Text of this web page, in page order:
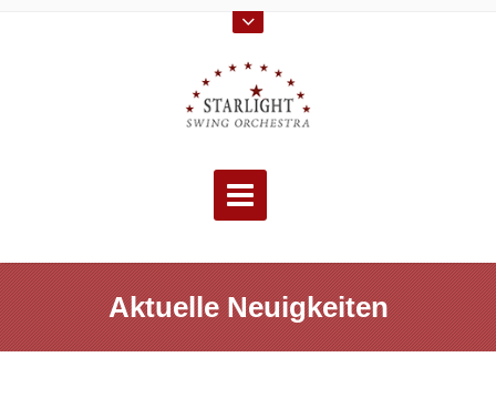
Aktuelle Neuigkeiten